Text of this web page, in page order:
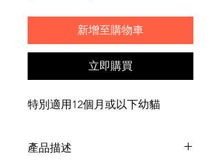
新增至購物車
立即購買
特別適用12個月或以下幼貓
產品描述